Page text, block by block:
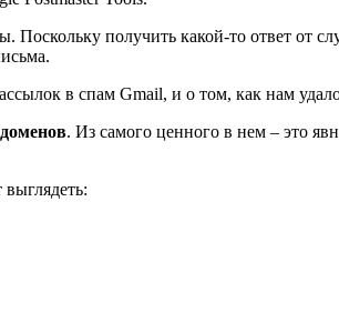
получить какой-то ответ от
в спам Gmail, и о том, как нам
. Из самого ценного в нем – это